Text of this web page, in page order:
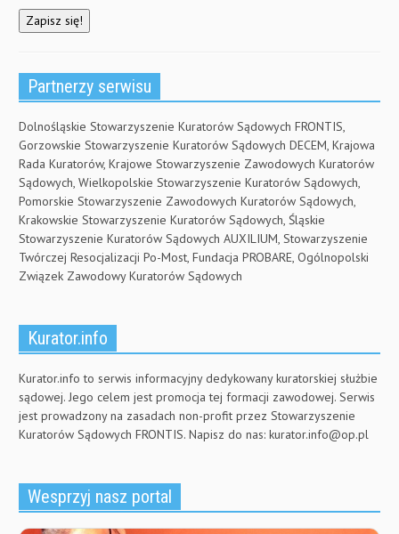
Partnerzy serwisu
Dolnośląskie Stowarzyszenie Kuratorów Sądowych FRONTIS,
Gorzowskie Stowarzyszenie Kuratorów Sądowych DECEM, Krajowa
Rada Kuratorów, Krajowe Stowarzyszenie Zawodowych Kuratorów
Sądowych, Wielkopolskie Stowarzyszenie Kuratorów Sądowych,
Pomorskie Stowarzyszenie Zawodowych Kuratorów Sądowych,
Krakowskie Stowarzyszenie Kuratorów Sądowych, Śląskie
Stowarzyszenie Kuratorów Sądowych AUXILIUM, Stowarzyszenie
Twórczej Resocjalizacji Po-Most, Fundacja PROBARE, Ogólnopolski
Związek Zawodowy Kuratorów Sądowych
Kurator.info
Kurator.info to serwis informacyjny dedykowany kuratorskiej służbie
sądowej. Jego celem jest promocja tej formacji zawodowej. Serwis
jest prowadzony na zasadach non-profit przez Stowarzyszenie
Kuratorów Sądowych FRONTIS. Napisz do nas: kurator.info@op.pl
Wesprzyj nasz portal